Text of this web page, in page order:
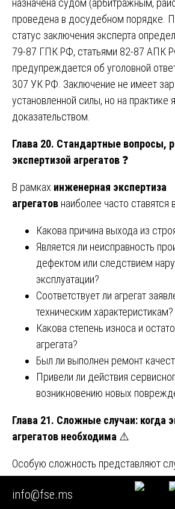
назначена судом (арбитражным,
проведена в досудебном порядке.
статус заключения эксперта
79-87 ГПК РФ, статьями 82-87 АПК
предупреждается об уголовной
307 УК РФ. Заключение не имеет
установленной силы, но на практике
доказательством.
Глава 20. Стандартные вопросы,
экспертизой агрегатов ❓
В рамках инженерная экспертиза
агрегатов наиболее часто ставятся
Какова причина выхода из
Является ли неисправность
дефектом или следствием
эксплуатации?
Соответствует ли агрегат
техническим характеристикам?
Какова степень износа и
агрегата?
Был ли выполнен ремонт
Привели ли действия
возникновению новых
Глава 21. Сложные случаи: когда
агрегатов необходима ⚠️
Особую сложность представляют
происходит в течение гарантийного
отказывается признавать случай
info@fse.ms